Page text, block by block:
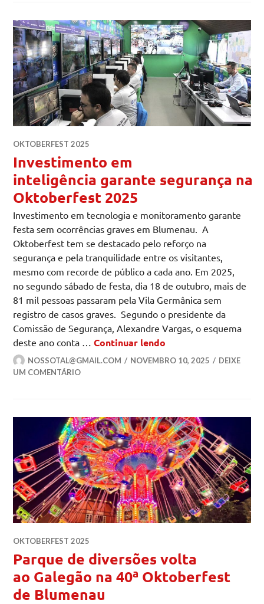
OKTOBERFEST 2025
Investimento em
inteligência garante segurança na
Oktoberfest 2025
Investimento em tecnologia e monitoramento garante
festa sem ocorrências graves em Blumenau. A
Oktoberfest tem se destacado pelo reforço na
segurança e pela tranquilidade entre os visitantes,
mesmo com recorde de público a cada ano. Em 2025,
no segundo sábado de festa, dia 18 de outubro, mais de
81 mil pessoas passaram pela Vila Germânica sem
registro de casos graves. Segundo o presidente da
Comissão de Segurança, Alexandre Vargas, o esquema
deste ano conta …Continuar lendo
NOSSOTAL@GMAIL.COM NOVEMBRO 10, 2025
DEIXE
UM COMENTÁRIO
OKTOBERFEST 2025
Parque de diversões volta
ao Galegão na 40ª Oktoberfest
de Blumenau